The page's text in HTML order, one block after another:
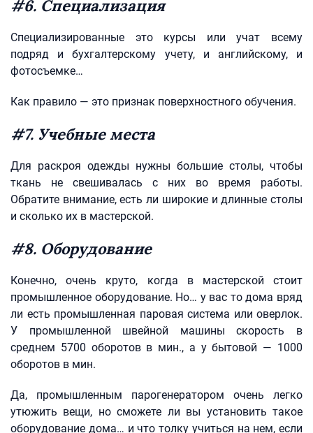
#6. Специализация
Специализированные это курсы или учат всему
подряд и бухгалтерскому учету, и английскому, и
фотосъемке…
Как правило — это признак поверхностного обучения.
#7. Учебные места
Для раскроя одежды нужны большие столы, чтобы
ткань не свешивалась с них во время работы.
Обратите внимание, есть ли широкие и длинные столы
и сколько их в мастерской.
#8. Оборудование
Конечно, очень круто, когда в мастерской стоит
промышленное оборудование. Но… у вас то дома вряд
ли есть промышленная паровая система или оверлок.
У промышленной швейной машины скорость в
среднем 5700 оборотов в мин., а у бытовой — 1000
оборотов в мин.
Да, промышленным парогенератором очень легко
утюжить вещи, но сможете ли вы установить такое
оборудование дома… и что толку учиться на нем, если